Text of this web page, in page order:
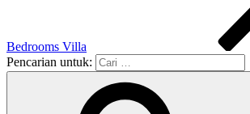
Bedrooms Villa
Pencarian untuk: